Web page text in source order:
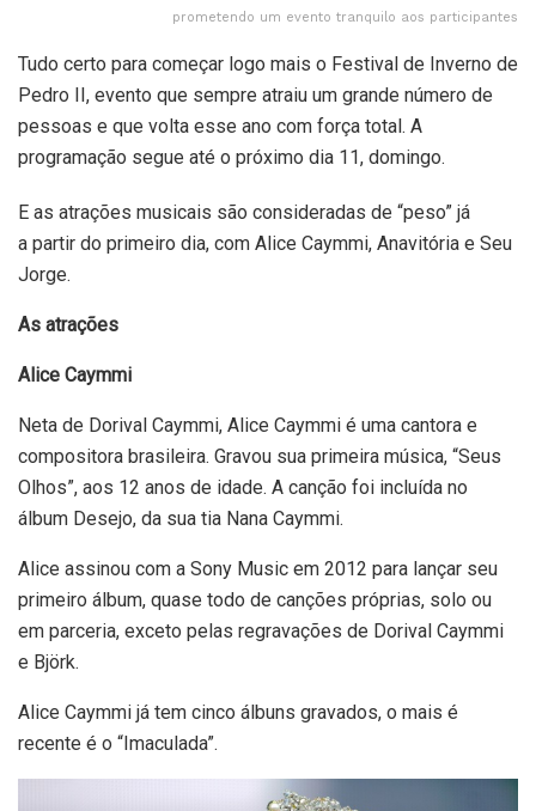
prometendo um evento tranquilo aos participantes
Tudo certo para começar logo mais o Festival de Inverno de
Pedro II, evento que sempre atraiu um grande número de
pessoas e que volta esse ano com força total. A
programação segue até o próximo dia 11, domingo.
E as atrações musicais são consideradas de “peso” já
a partir do primeiro dia, com Alice Caymmi, Anavitória e Seu
Jorge.
As atrações
Alice Caymmi
Neta de Dorival Caymmi, Alice Caymmi é uma cantora e
compositora brasileira. Gravou sua primeira música, “Seus
Olhos”, aos 12 anos de idade. A canção foi incluída no
álbum Desejo, da sua tia Nana Caymmi.
Alice assinou com a Sony Music em 2012 para lançar seu
primeiro álbum, quase todo de canções próprias, solo ou
em parceria, exceto pelas regravações de Dorival Caymmi
e Björk.
Alice Caymmi já tem cinco álbuns gravados, o mais é
recente é o “Imaculada”.